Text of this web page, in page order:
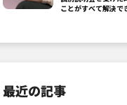
ことがすべて解決で
最近の記事